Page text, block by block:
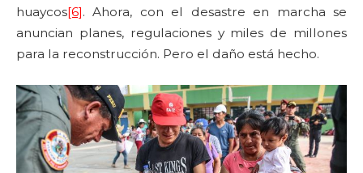
huaycos[6]. Ahora, con el desastre en marcha se
anuncian planes, regulaciones y miles de millones
para la reconstrucción. Pero el daño está hecho.